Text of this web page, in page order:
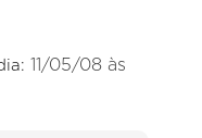
11/05/08 às